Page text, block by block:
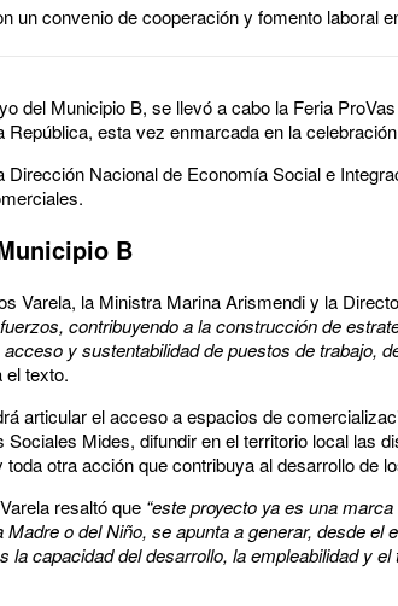
un convenio de cooperación y fomento laboral
del Municipio B, se llevó a cabo la Feria
República, esta vez enmarcada en la
Dirección Nacional de Economía Social e
B
Varela, la Ministra Marina Arismendi y la
contribuyendo a la construcción de
y sustentabilidad de puestos de trabajo,
el texto.
articular el acceso a espacios de
Mides, difundir en el territorio local las
otra acción que contribuya al desarrollo de
resaltó que “este proyecto ya es una
o del Niño, se apunta a generar, desde
la capacidad del desarrollo, la empleabilidad y